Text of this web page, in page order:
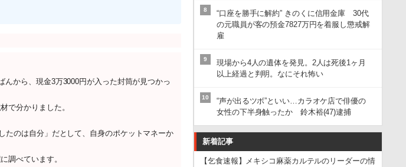
から、現金3万3000円が入った封筒が見つかっ
で分かりました。
たのは自分」だとして、自身のポケットマネーか
調べています。
8
“口座を勝手に解約” きのくに信用金庫 30代
の元職員が客の預金7827万円を着服し懲戒解
雇
9
現場から4人の遺体を発見。2人は死後1ヶ月
以上経過と判明。なにそれ怖い
10
“声が出るツボ”といい…カラオケ店で俳優の
女性の下半身触ったか 鈴木裕(47)逮捕
新着記事
【乞食速報】メキシコ麻薬カルテルのリーダーの情